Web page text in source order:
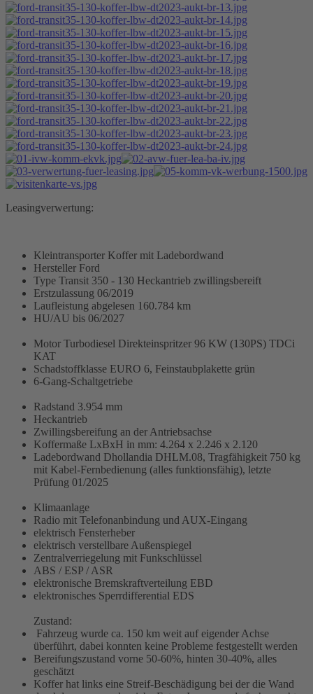
Leasingverwertung:
Kleintransporter Koffer mit Ladebordwand
Hersteller Ford
Type Transit 350 - 130 Heckantrieb zwillingsbereift
Erstzulassung 06/2019
Laufleistung abgelesen 160.784 km
HU/AU bis 06/2027
Motor Turbodiesel Direkteinspritzer 96 KW (130PS) TDCi
KAT
Schadstoffklasse EURO 6, Feinstaubplakette grün
6-Gang-Schaltgetriebe
Radstand 3.954 mm
Heckantrieb
Zwillingsbereifung an der Antriebsachse
Koffermaße LxBxH in mm: 4.264 x 2.246 x 2.120
Ladebordwand Dhollandia DHLM.08, Tragfähigkeit 750 kg
mit Kabel-Fernbedienung (alles funktionsfähig), letzte
Prüfung 01/2025
Klimaanlage
Radio mit Telefonanbindung und AUX-Eingang
elektrisch Fensterheber
elektrisch verstellbare Außenspiegel
Zentralverriegelung mit Funkschlüssel
ABS / ESP / ASR
elektronische Bremskraftverteilung EBD
elektronisches Sperrdifferential EDS
Zustand:
Fahrzeug wurde ca. 150 km weit auf eigender Achse
überführt, dabei konnten keine Probleme festgestellt werden
Bereifungszustand vorne 50-60%, hinten 30-40%, alles
geschätzt
Koffer hat links eine Streif-Beschädigung bei der die Wand